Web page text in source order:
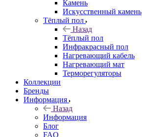
Камень
Искусственный камень
Тёплый пол
Назад
Тёплый пол
Инфракрасный пол
Нагревающий кабель
Нагревающий мат
Терморегуляторы
Коллекции
Бренды
Информация
Назад
Информация
Блог
FAQ